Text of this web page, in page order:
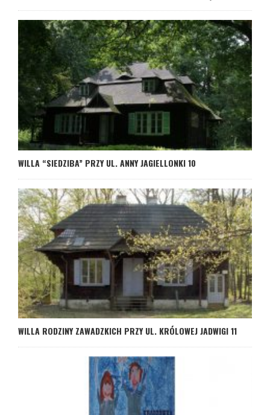
WILLA “SIEDZIBA” PRZY UL. ANNY JAGIELLONKI 10
WILLA RODZINY ZAWADZKICH PRZY UL. KRÓLOWEJ JADWIGI 11